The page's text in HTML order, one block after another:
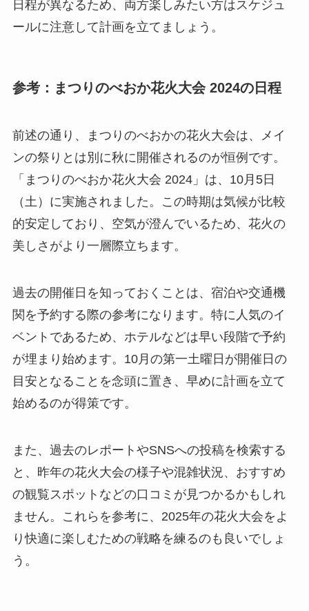
日程が異なるため、両方楽しみたい方はスケジュ
ールに注意して計画を立てましょう。
参考：まつりのべおか花火大会 2024の日程
前述の通り、まつりのべおかの花火大会は、メイ
ンの祭りとは別に秋に開催されるのが恒例です。
「まつりのべおか花火大会 2024」は、10月5日
（土）に実施されました。この時期は気候が比較
的安定しており、空気が澄んでいるため、花火の
美しさがより一層際立ちます。
過去の開催日を知っておくことは、宿泊や交通機
関を予約する際の参考になります。特に人気のイ
ベントであるため、ホテルなどは早い段階で予約
が埋まり始めます。10月の第一土曜日が開催日の
目安となることを念頭に置き、早めに計画を立て
始めるのが得策です。
また、過去のレポートやSNSへの投稿を検索する
と、昨年の花火大会の様子や混雑状況、おすすめ
の観覧スポットなどの口コミが見つかるかもしれ
ません。これらを参考に、2025年の花火大会をよ
り快適に楽しむための戦略を練るのも良いでしょ
う。